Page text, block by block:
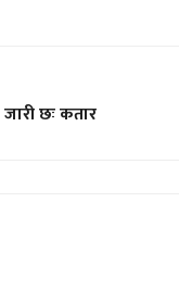
जारी छः कतार